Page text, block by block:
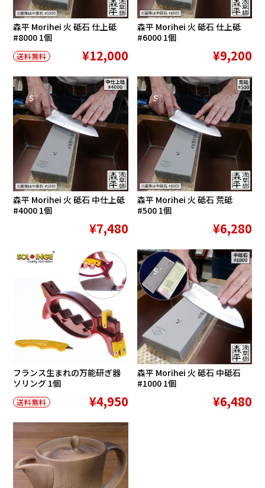
森平 Morihei 火 砥石 仕上砥
#8000 1個
送料無料 ¥12,000
森平 Morihei 火 砥石 仕上砥
#6000 1個
¥9,200
SALE
森平 Morihei 火 砥石 中仕上砥
#4000 1個
¥7,480
SALE
森平 Morihei 火 砥石 荒砥
#500 1個
¥6,280
フランス生まれの万能研ぎ器
ソリング 1個
送料無料 ¥4,950
SALE
森平 Morihei 火 砥石 中砥石
#1000 1個
¥6,480